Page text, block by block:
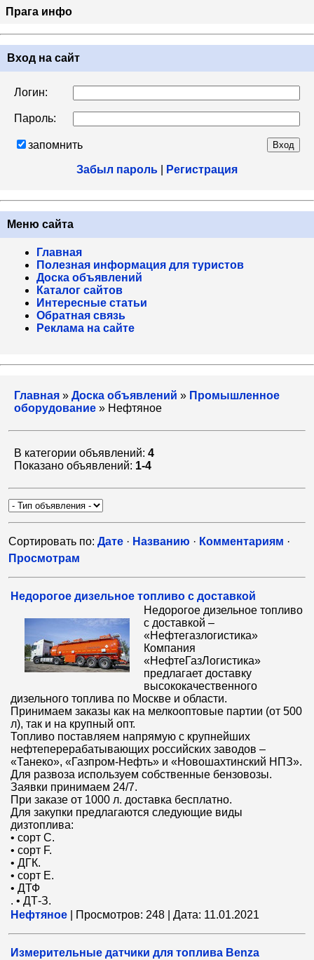
Прага инфо
Вход на сайт
Логин:
Пароль:
запомнить
Забыл пароль Регистрация
Меню сайта
Главная
Полезная информация для туристов
Доска объявлений
Каталог сайтов
Интересные статьи
Обратная связь
Реклама на сайте
Главная » Доска объявлений » Промышленное
оборудование » Нефтяное
В категории объявлений: 4
Показано объявлений: 1-4
Сортировать по: Дате · Названию · Комментариям ·
Просмотрам
Недорогое дизельное топливо с доставкой
Недорогое дизельное топливо
с доставкой –
«Нефтегазлогистика»
Компания
«НефтеГазЛогистика»
предлагает доставку
высококачественного
дизельного топлива по Москве и области.
Принимаем заказы как на мелкооптовые партии (от 500
л), так и на крупный опт.
Топливо поставляем напрямую с крупнейших
нефтеперерабатывающих российских заводов –
«Танеко», «Газпром-Нефть» и «Новошахтинский НПЗ».
Для развоза используем собственные бензовозы.
Заявки принимаем 24/7.
При заказе от 1000 л. доставка бесплатно.
Для закупки предлагаются следующие виды
дизтоплива:
• сорт С.
• сорт F.
• ДГК.
• сорт Е.
• ДТФ
. • ДТ-З.
Нефтяное
Просмотров: 248 Дата: 11.01.2021
Измерительные датчики для топлива Benza